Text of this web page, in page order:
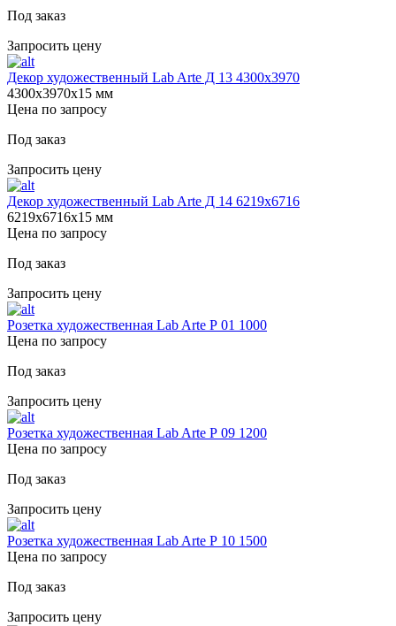
Под заказ
Запросить цену
Декор художественный Lab Arte Д 13 4300х3970
4300х3970х15 мм
Цена по запросу
Под заказ
Запросить цену
Декор художественный Lab Arte Д 14 6219х6716
6219х6716х15 мм
Цена по запросу
Под заказ
Запросить цену
Розетка художественная Lab Arte Р 01 1000
Цена по запросу
Под заказ
Запросить цену
Розетка художественная Lab Arte Р 09 1200
Цена по запросу
Под заказ
Запросить цену
Розетка художественная Lab Arte Р 10 1500
Цена по запросу
Под заказ
Запросить цену